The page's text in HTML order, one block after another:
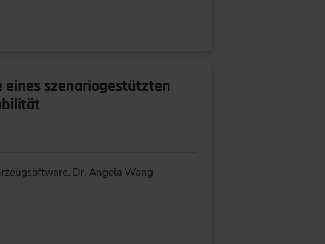
eines szenariogestützten
Dr. Angela Wang